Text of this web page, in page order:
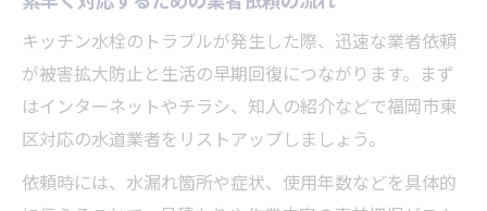
キッチン水栓のトラブルが発生した際、迅速な業者依頼
が被害拡大防止と生活の早期回復につながります。まず
はインターネットやチラシ、知人の紹介などで福岡市東
区対応の水道業者をリストアップしましょう。
依頼時には、水漏れ箇所や症状、使用年数などを具体的